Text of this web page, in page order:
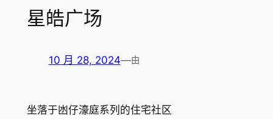
星皓广场
10 月 28, 2024—由
坐落于凼仔濠庭系列的住宅社区